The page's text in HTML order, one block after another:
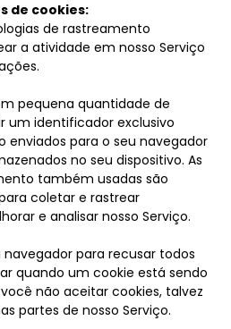
de cookies:
de rastreamento
a atividade em nosso Serviço
pequena quantidade de
um identificador exclusivo
enviados para o seu navegador
no seu dispositivo. As
também usadas são
coletar e rastrear
e analisar nosso Serviço.
para recusar todos
quando um cookie está sendo
não aceitar cookies, talvez
partes de nosso Serviço.